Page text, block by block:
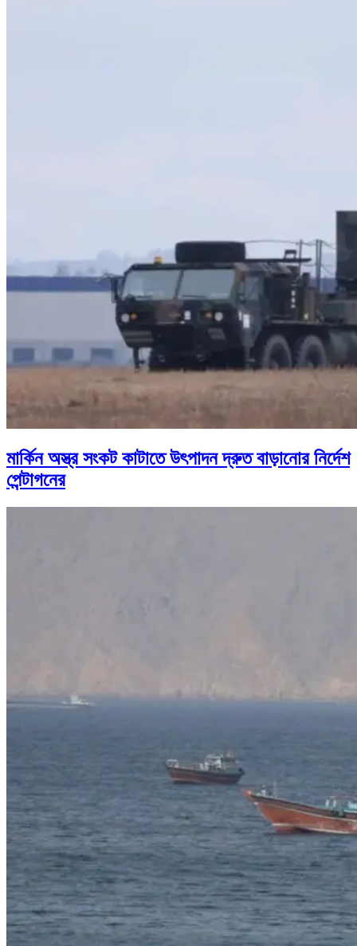
মার্কিন অস্ত্র সংকট কাটাতে উৎপাদন দ্রুত বাড়ানোর নির্দেশ
পেন্টাগনের